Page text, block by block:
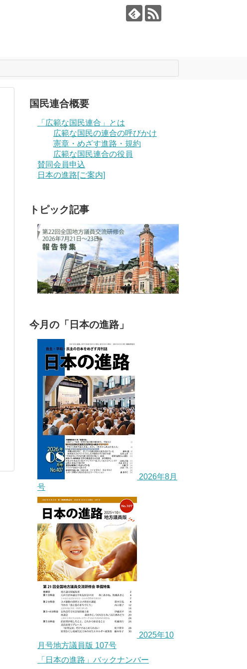
国民連合概要
「広範な国民連合」とは
広範な国民の連合の呼びかけ
憲章・めざす進路・規約
広範な国民連合の役員
賛同会員申込
日本の進路[ご案内]
トピック記事
今月の「日本の進路」
2026年8月
号
2025年10
月号地方議員版 107号
「日本の進路」バックナンバー